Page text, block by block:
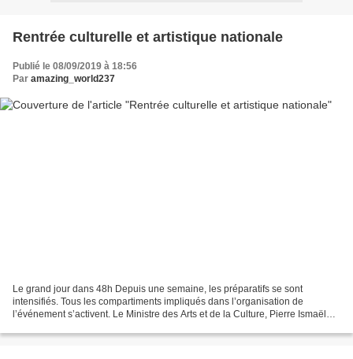
Rentrée culturelle et artistique nationale
Publié le 08/09/2019 à 18:56
Par amazing_world237
Le grand jour dans 48h Depuis une semaine, les préparatifs se sont
intensifiés. Tous les compartiments impliqués dans l’organisation de
l’événement s’activent. Le Ministre des Arts et de la Culture, Pierre Ismaël